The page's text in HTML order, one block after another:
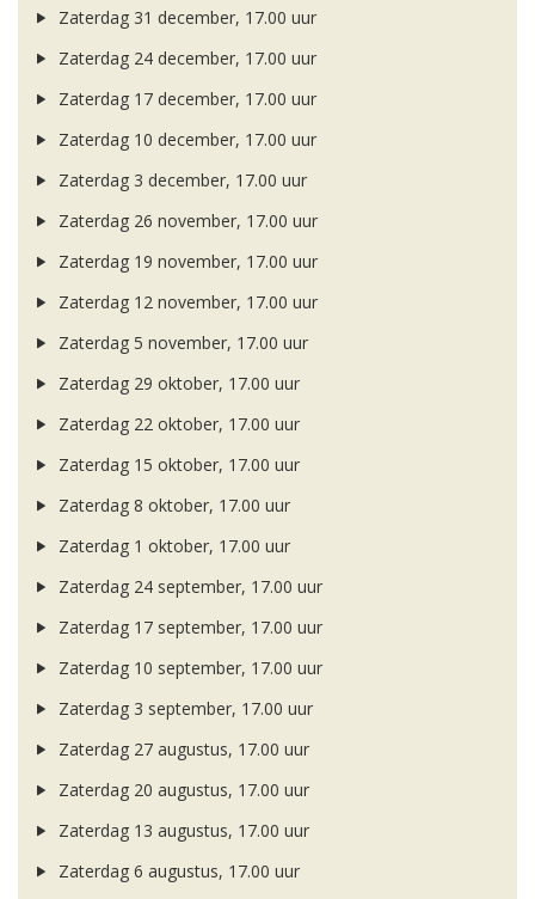
Zaterdag 31 december, 17.00 uur
Zaterdag 24 december, 17.00 uur
Zaterdag 17 december, 17.00 uur
Zaterdag 10 december, 17.00 uur
Zaterdag 3 december, 17.00 uur
Zaterdag 26 november, 17.00 uur
Zaterdag 19 november, 17.00 uur
Zaterdag 12 november, 17.00 uur
Zaterdag 5 november, 17.00 uur
Zaterdag 29 oktober, 17.00 uur
Zaterdag 22 oktober, 17.00 uur
Zaterdag 15 oktober, 17.00 uur
Zaterdag 8 oktober, 17.00 uur
Zaterdag 1 oktober, 17.00 uur
Zaterdag 24 september, 17.00 uur
Zaterdag 17 september, 17.00 uur
Zaterdag 10 september, 17.00 uur
Zaterdag 3 september, 17.00 uur
Zaterdag 27 augustus, 17.00 uur
Zaterdag 20 augustus, 17.00 uur
Zaterdag 13 augustus, 17.00 uur
Zaterdag 6 augustus, 17.00 uur